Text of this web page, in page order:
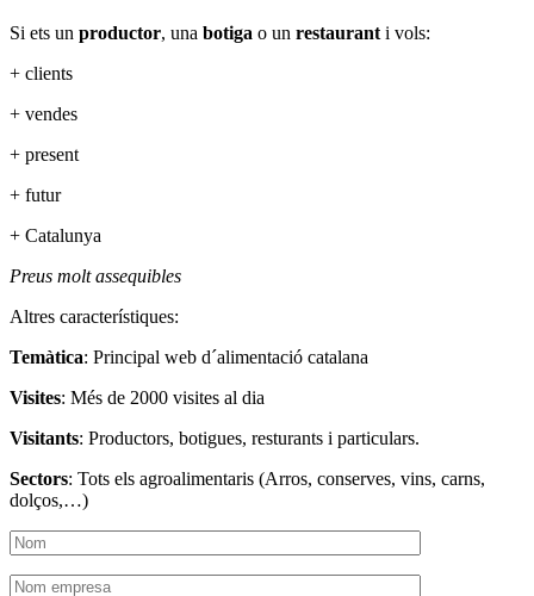
Si ets un productor, una botiga o un restaurant i vols:
+ clients
+ vendes
+ present
+ futur
+ Catalunya
Preus molt assequibles
Altres característiques:
Temàtica: Principal web d´alimentació catalana
Visites: Més de 2000 visites al dia
Visitants: Productors, botigues, resturants i particulars.
Sectors: Tots els agroalimentaris (Arros, conserves, vins, carns,
dolços,…)